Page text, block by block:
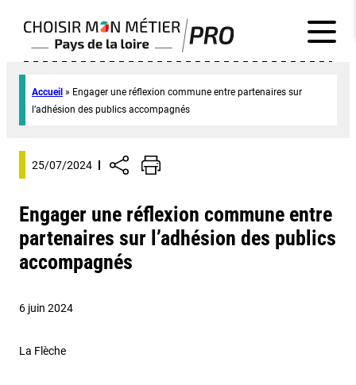
Accueil » Engager une réflexion commune entre partenaires sur
l’adhésion des publics accompagnés
25/07/2024
Engager une réflexion commune entre
partenaires sur l’adhésion des publics
accompagnés
6 juin 2024
La Flèche